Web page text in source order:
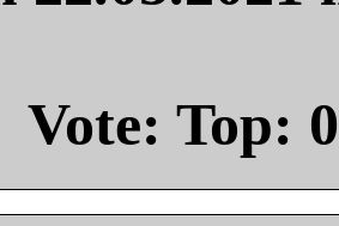
Vote: Top: 0